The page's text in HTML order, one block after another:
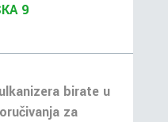
9
birate u
za